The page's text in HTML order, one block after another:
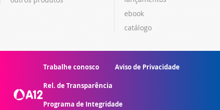
ebook
catálogo
Trabalhe conosco Aviso de Privacidade
Rel. de Transparência
Programa de Integridade